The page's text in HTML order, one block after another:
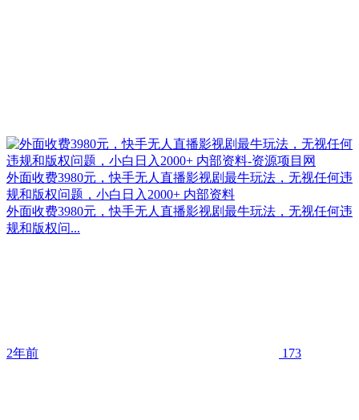
外面收费3980元，快手无人直播影视剧最牛玩法，无视任何违
规和版权问题，小白日入2000+ 内部资料
外面收费3980元，快手无人直播影视剧最牛玩法，无视任何违
规和版权问...
2年前 173